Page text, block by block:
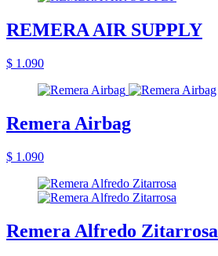
REMERA AIR SUPPLY
$ 1.090
Remera Airbag
$ 1.090
Remera Alfredo Zitarrosa